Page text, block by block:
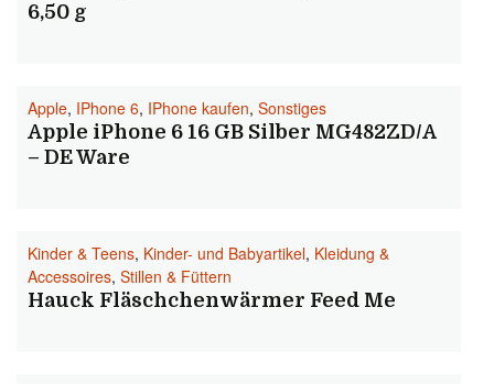
6,50 g
Apple, IPhone 6, IPhone kaufen, Sonstiges
Apple iPhone 6 16 GB Silber MG482ZD/A
– DE Ware
Kinder & Teens, Kinder- und Babyartikel, Kleidung &
Accessoires, Stillen & Füttern
Hauck Fläschchenwärmer Feed Me